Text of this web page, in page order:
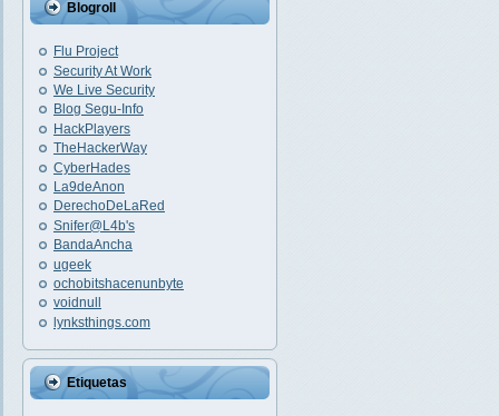
Blogroll
Flu Project
Security At Work
We Live Security
Blog Segu-Info
HackPlayers
TheHackerWay
CyberHades
La9deAnon
DerechoDeLaRed
Snifer@L4b's
BandaAncha
ugeek
ochobitshacenunbyte
voidnull
lynksthings.com
Etiquetas